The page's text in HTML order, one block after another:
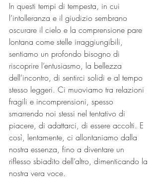
In questi tempi di tempesta, in cui
l’intolleranza e il giudizio sembrano
oscurare il cielo e la comprensione pare
lontana come stelle irraggiungibili,
sentiamo un profondo bisogno di
riscoprire l’entusiasmo, la bellezza
dell’incontro, di sentirci solidi e al tempo
stesso leggeri. Ci muoviamo tra relazioni
fragili e incomprensioni, spesso
smarrendo noi stessi nel tentativo di
piacere, di adattarci, di essere accolti. E
così, lentamente, ci allontaniamo dalla
nostra essenza, fino a diventare un
riflesso sbiadito dell’altro, dimenticando la
nostra vera voce.